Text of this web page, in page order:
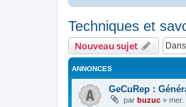
Techniques et
Nouveau sujet
ANNONCES
GeCuRep :
par buzuc » mer.